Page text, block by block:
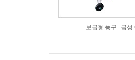
보급형 풍구 : 금성